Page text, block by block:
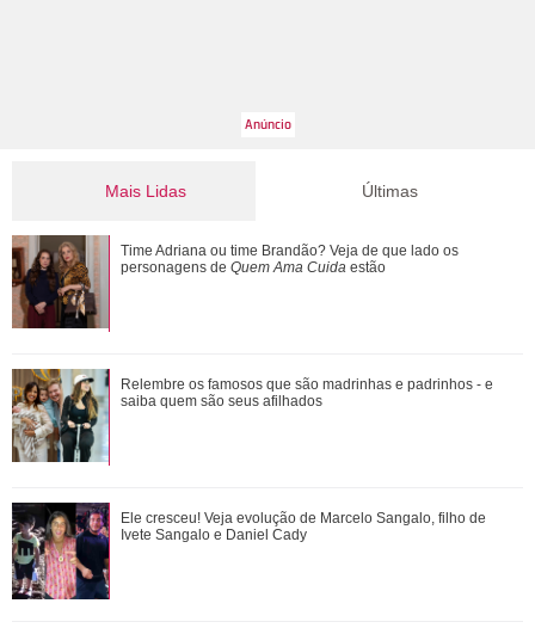
Mais Lidas
Ele cresceu! Veja evolução de Marcelo Sangalo, filho de
Ivete Sangalo e Daniel Cady
Ratinho se envolve em polêmica após falar sobre aparência
do cantor Tiago, da dupla com Hu...
Confira vezes em que Gaby Amarantos mostrou que não
tem medo de falar o que pensa
Últimas
Time Adriana ou time Brandão? Veja de que lado os
personagens de Quem Ama Cuida estão
Relembre os famosos que são madrinhas e padrinhos - e
saiba quem são seus afilhados
Ele cresceu! Veja evolução de Marcelo Sangalo, filho de
Ivete Sangalo e Daniel Cady